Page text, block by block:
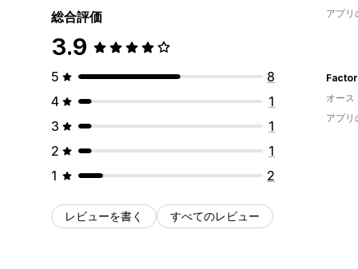
総合評価
3.9
5
8
4
1
3
1
2
1
1
2
レビューを書く すべてのレビュー
アプリ
オース
アプ